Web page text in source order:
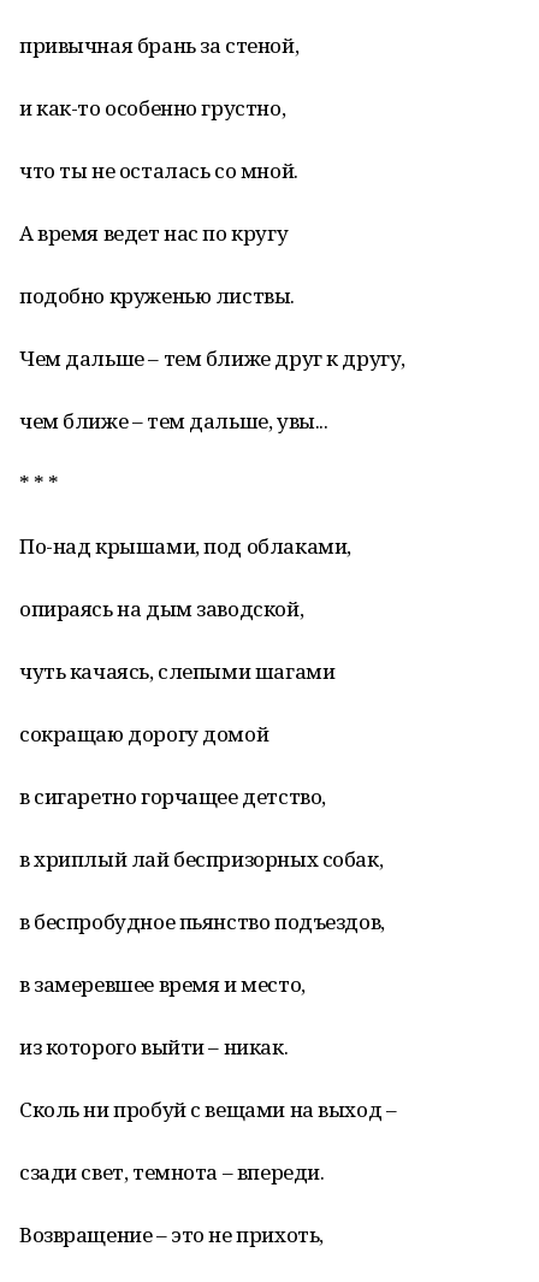
привычная брань за стеной,
и как-то особенно грустно,
что ты не осталась со мной.
А время ведет нас по кругу
подобно круженью листвы.
Чем дальше – тем ближе друг к другу,
чем ближе – тем дальше, увы...
* * *
По-над крышами, под облаками,
опираясь на дым заводской,
чуть качаясь, слепыми шагами
сокращаю дорогу домой
в сигаретно горчащее детство,
в хриплый лай беспризорных собак,
в беспробудное пьянство подъездов,
в замеревшее время и место,
из которого выйти – никак.
Сколь ни пробуй с вещами на выход –
сзади свет, темнота – впереди.
Возвращение – это не прихоть,